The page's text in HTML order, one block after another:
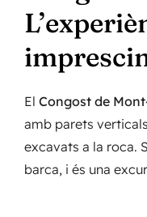
El Congost de
amb parets
excavats a la roca.
barca, i és una